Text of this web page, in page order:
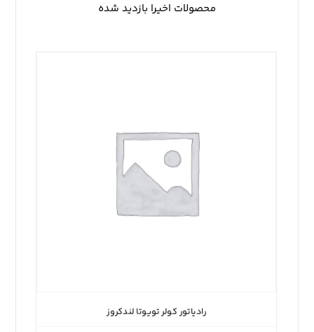
محصولات اخیرا بازدید شده
رادیاتور کولر تویوتا لندکروز